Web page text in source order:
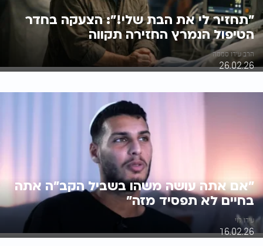
"תחזיר לי את הבת שלי!": הצעקה בחדר
הטיפול הנמרץ החזירה תקווה
הרב עידו סממה
26.02.26
"אם אתה עושה משהו בשביל הקב"ה אתה
בחיים לא תפסיד מזה"
עידו לוי
16.02.26